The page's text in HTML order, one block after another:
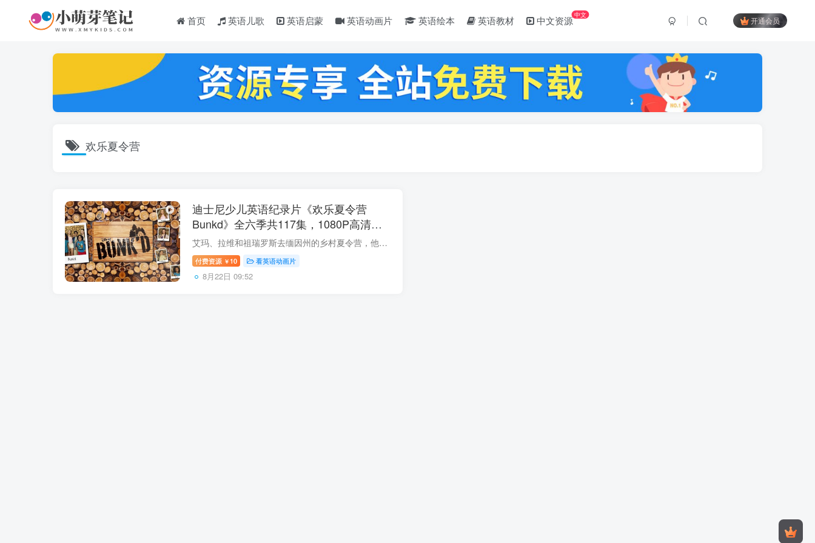
首页 英语儿歌 英语启蒙 英语动画片 英语绘本 英语教材 中文资源中文
开通会员
欢乐夏令营
迪士尼少儿英语纪录片《欢乐夏令营
Bunkd》全六季共117集，1080P高清视
频带英文字幕，百度云网盘下载
艾玛、拉维和祖瑞罗斯去缅因州的乡村夏令营，他们的父母在那里是十几岁的孩子。伴随着他们的新朋友，三角形，以及齐齐蛙卡的恐惧。这三人尽最大努力，在齐齐蛙卡的营训练营中融入了他们激动人心...
付费资源 ￥ 10 看英语动画片
8月22日 09:52